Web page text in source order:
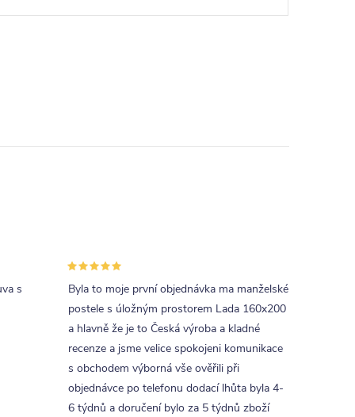
s
Byla to moje první objednávka ma manželské
postele s úložným prostorem Lada 160x200
a hlavně že je to Česká výroba a kladné
recenze a jsme velice spokojeni komunikace
s obchodem výborná vše ověřili při
objednávce po telefonu dodací lhůta byla 4-
6 týdnů a doručení bylo za 5 týdnů zboží